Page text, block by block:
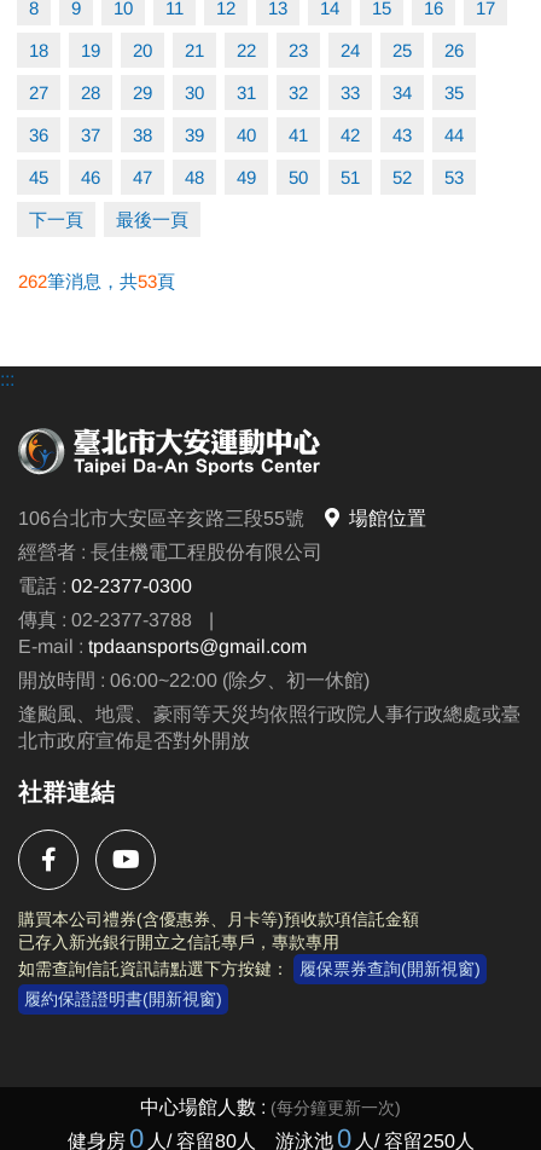
• 1人限承租一時段一面，如須承租多時段多面須重新
排隊
• 嚴禁私人教學
8 9 10 11 12 13 14 15 16 17
18 19 20 21 22 23 24 25 26
27 28 29 30 31 32 33 34 35
36 37 38 39 40 41 42 43 44
45 46 47 48 49 50 51 52 53
下一頁 最後一頁
262筆消息，共53頁
:::
106台北市大安區辛亥路三段55號
場館位置
經營者 : 長佳機電工程股份有限公司
電話 : 02-2377-0300
傳真 : 02-2377-3788
|
E-mail : tpdaansports@gmail.com
開放時間 : 06:00~22:00 (除夕、初一休館)
逢颱風、地震、豪雨等天災均依照行政院人事行政總處或臺
北市政府宣佈是否對外開放
社群連結
購買本公司禮券(含優惠券、月卡等)預收款項信託金額
已存入新光銀行開立之信託專戶，專款專用
如需查詢信託資訊請點選下方按鍵：
履保票券查詢(開新視窗)
履約保證證明書(開新視窗)